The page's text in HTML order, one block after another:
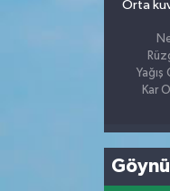
Orta
Yağış
Kar